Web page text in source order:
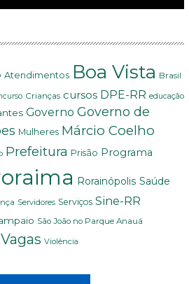
Atendimentos Boa Vista Brasil
Crianças cursos DPE-RR educação
Governo Governo de
Mulheres Márcio Coelho
Prefeitura Prisão Programa
Rorainópolis Saúde
Servidores Serviços Sine-RR
São João no Parque Anauá
Vagas Violência